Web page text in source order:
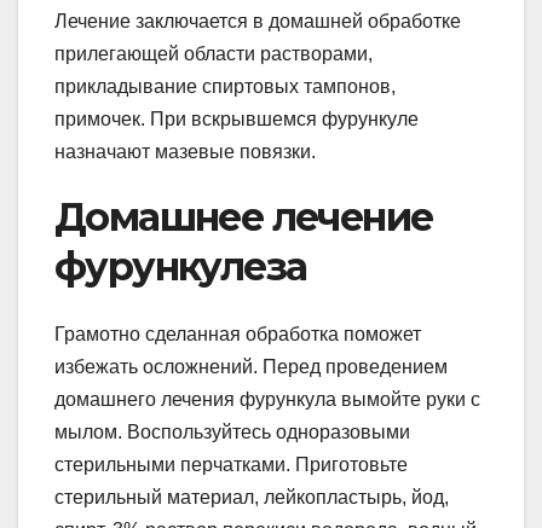
Лечение заключается в домашней обработке
прилегающей области растворами,
прикладывание спиртовых тампонов,
примочек. При вскрывшемся фурункуле
назначают мазевые повязки.
Домашнее лечение
фурункулеза
Грамотно сделанная обработка поможет
избежать осложнений. Перед проведением
домашнего лечения фурункула вымойте руки с
мылом. Воспользуйтесь одноразовыми
стерильными перчатками. Приготовьте
стерильный материал, лейкопластырь, йод,